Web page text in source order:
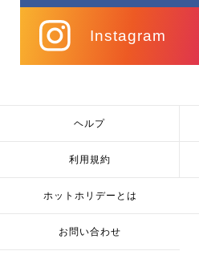
Instagram
ヘルプ
利用規約
ホットホリデーとは
お問い合わせ